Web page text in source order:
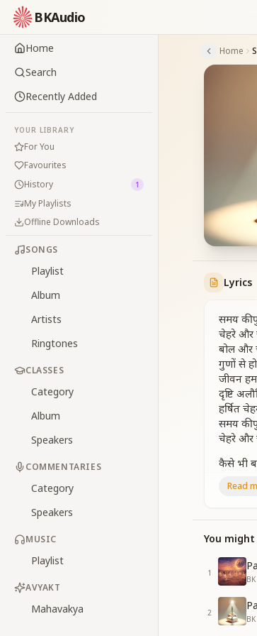
BKAudio
Home
Search
Recently Added
YOUR LIBRARY
For You
Favourites
History
1
My Playlists
Offline Downloads
SONGS
Playlist
Album
Artists
Ringtones
CLASSES
Category
Album
Speakers
COMMENTARIES
Category
Speakers
MUSIC
Playlist
AVYAKT
Mahavakya
Home
Lyrics
समय की
चेहरे और
बोल और
गुणों से
जीवन
दृष्टि
हर्षित
समय की
चेहरे और
कैसे भी
समस्या
सदा सर्व
शुभ श्रेष्ठ
बाबा
अलौकिक
समय की
चेहरे और
Read
You
1
2